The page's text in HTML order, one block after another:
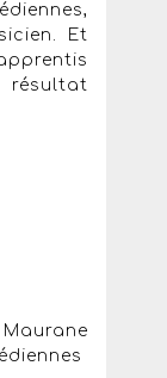
Et
résultat